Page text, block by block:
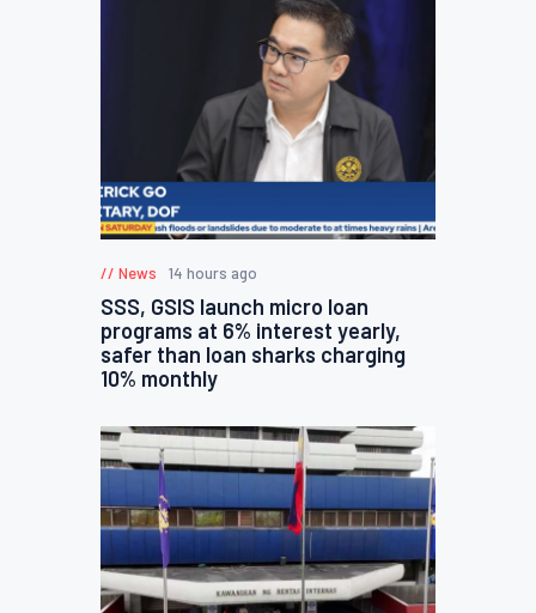
News 14 hours ago
SSS, GSIS launch micro loan
programs at 6% interest yearly,
safer than loan sharks charging
10% monthly